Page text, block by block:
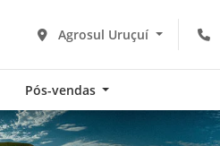
Agrosul Uruçuí
Pós-vendas